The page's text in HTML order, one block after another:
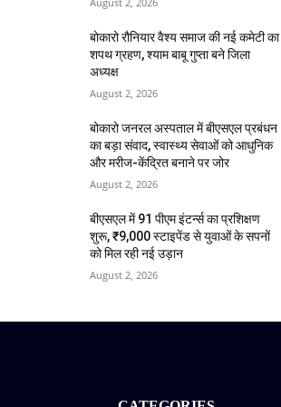
बोकारो रौनियार वैश्य समाज की नई कमेटी का
शपथ ग्रहण, श्याम बाबू गुप्ता बने जिला
अध्यक्ष
August 2, 2026
बोकारो जनरल अस्पताल में बीएसएल प्रबंधन
का बड़ा संवाद, स्वास्थ्य सेवाओं को आधुनिक
और मरीज-केंद्रित बनाने पर जोर
August 2, 2026
बीएसएल में 91 पीएम इंटर्न्स का प्रशिक्षण
शुरू, ₹9,000 स्टाइपेंड से युवाओं के सपनों
को मिल रही नई उड़ान
August 2, 2026